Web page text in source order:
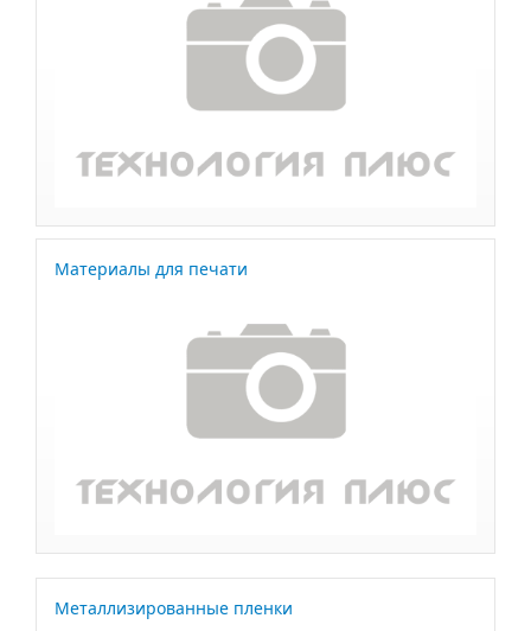
Материалы для печати
Металлизированные пленки